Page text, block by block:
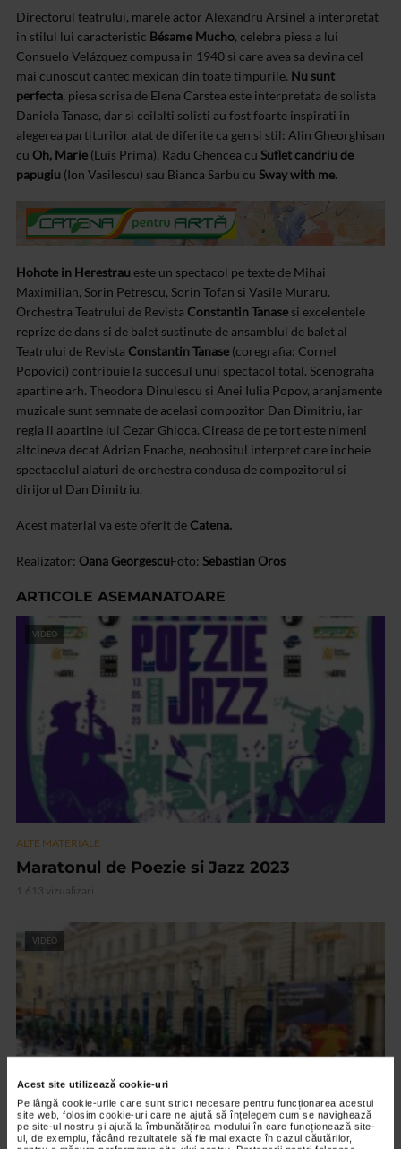
Acest site utilizează cookie-uri
Pe lângă cookie-urile care sunt strict necesare pentru funcționarea acestui
site web, folosim cookie-uri care ne ajută să înțelegem cum se navighează
pe site-ul nostru și ajută la îmbunătățirea modului în care funcționează site-
ul, de exemplu, făcând rezultatele să fie mai exacte în cazul căutărilor,
Directorul teatrului, marele actor Alexandru Arsinel a interpretat
in stilul lui caracteristic Bésame Mucho, celebra piesa a lui
Consuelo Velázquez compusa in 1940 si care avea sa devina cel
mai cunoscut cantec mexican din toate timpurile. Nu sunt
perfecta, piesa scrisa de Elena Carstea este interpretata de solista
Daniela Tanase, dar si ceilalti solisti au fost foarte inspirati in
alegerea partiturilor atat de diferite ca gen si stil: Alin Gheorghisan
cu Oh, Marie (Luis Prima), Radu Ghencea cu Suflet candriu de
papugiu (Ion Vasilescu) sau Bianca Sarbu cu Sway with me.
Hohote in Herestrau este un spectacol pe texte de Mihai
Maximilian, Sorin Petrescu, Sorin Tofan si Vasile Muraru.
Orchestra Teatrului de Revista Constantin Tanase si excelentele
reprize de dans si de balet sustinute de ansamblul de balet al
Teatrului de Revista Constantin Tanase (coregrafia: Cornel
Popovici) contribuie la succesul unui spectacol total. Scenografia
apartine arh. Theodora Dinulescu si Anei Iulia Popov, aranjamente
muzicale sunt semnate de acelasi compozitor Dan Dimitriu, iar
regia ii apartine lui Cezar Ghioca. Cireasa de pe tort este nimeni
altcineva decat Adrian Enache, neobositul interpret care incheie
spectacolul alaturi de orchestra condusa de compozitorul si
dirijorul Dan Dimitriu.
Acest material va este oferit de Catena.
Realizator: Oana GeorgescuFoto: Sebastian Oros
ARTICOLE ASEMANATOARE
VIDEO
ALTE MATERIALE
Maratonul de Poezie si Jazz 2023
1.613 vizualizari
VIDEO